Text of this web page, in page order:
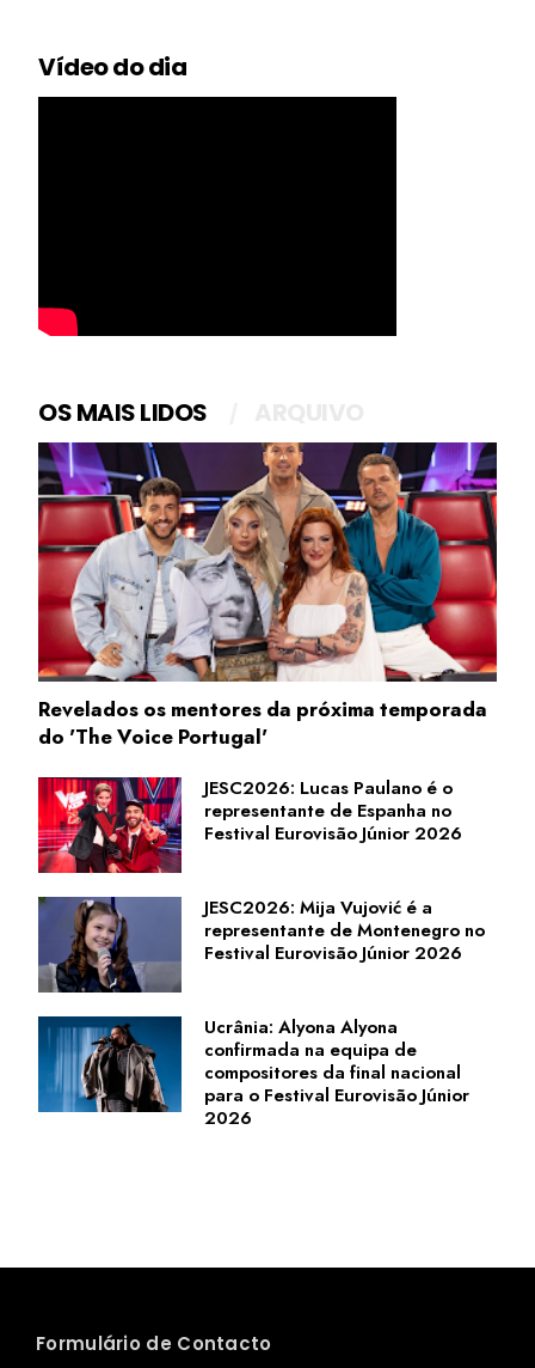
Vídeo do dia
OS MAIS LIDOS
Revelados os mentores da próxima temporada
do 'The Voice Portugal'
JESC2026: Lucas Paulano é o
representante de Espanha no
Festival Eurovisão Júnior 2026
JESC2026: Mija Vujović é a
representante de Montenegro no
Festival Eurovisão Júnior 2026
Ucrânia: Alyona Alyona
confirmada na equipa de
compositores da final nacional
para o Festival Eurovisão Júnior
2026
Formulário de Contacto